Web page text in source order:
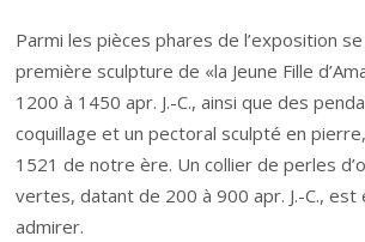
Parmi les pièces phares de l’exposition
première sculpture de «la Jeune Fille
1200 à 1450 apr. J.-C., ainsi que des
coquillage et un pectoral sculpté en
1521 de notre ère. Un collier de perles
vertes, datant de 200 à 900 apr. J.-C., est
admirer.